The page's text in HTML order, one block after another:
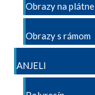
Obrazy na plátne
Obrazy s rámom
ANJELI